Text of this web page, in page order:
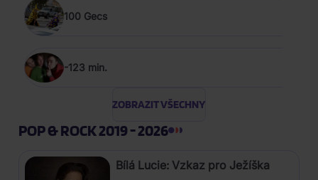
100 Gecs
-123 min.
ZOBRAZIT VŠECHNY
POP & ROCK 2019 - 2026
Bílá Lucie: Vzkaz pro Ježíška